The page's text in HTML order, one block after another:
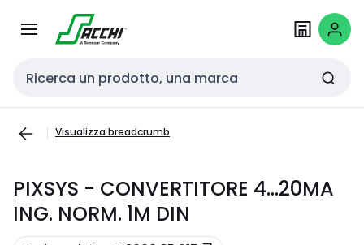
navigazionecontenuto
Cerca input
Visualizza breadcrumb
PIXSYS - CONVERTITORE 4...20MA
ING. NORM. 1M DIN